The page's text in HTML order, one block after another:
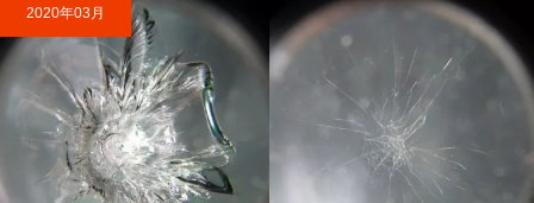
2020年03月